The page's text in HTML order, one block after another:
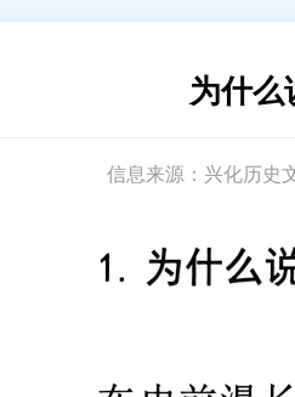
为什么
信息来源：兴化历史